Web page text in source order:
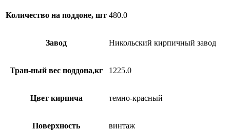
Количество на поддоне, шт 480.0
Завод Никольский кирпичный завод
Тран-ный вес поддона,кг 1225.0
Цвет кирпича темно-красный
Поверхность винтаж